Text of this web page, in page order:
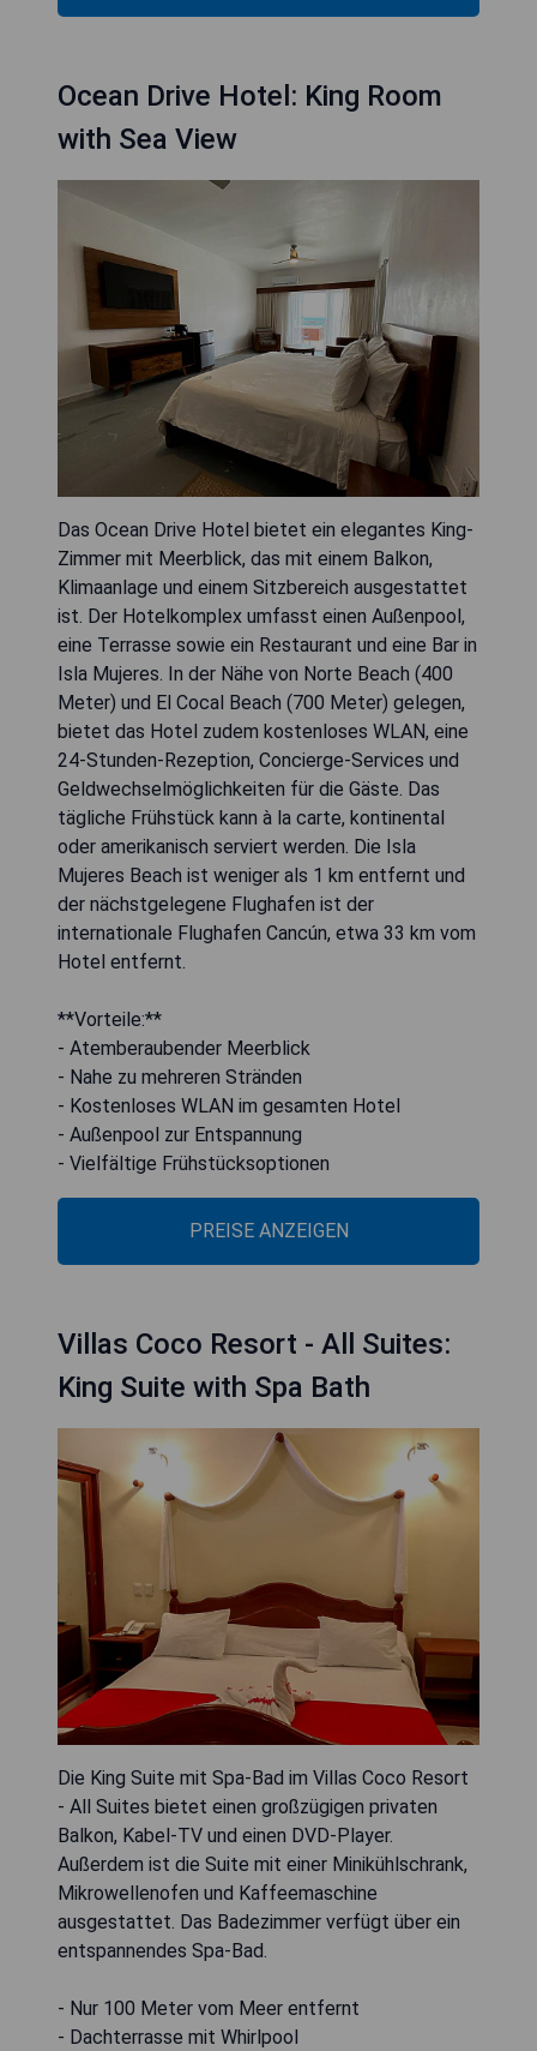
Ocean Drive Hotel: King Room
with Sea View
Das Ocean Drive Hotel bietet ein elegantes King-
Zimmer mit Meerblick, das mit einem Balkon,
Klimaanlage und einem Sitzbereich ausgestattet
ist. Der Hotelkomplex umfasst einen Außenpool,
eine Terrasse sowie ein Restaurant und eine Bar in
Isla Mujeres. In der Nähe von Norte Beach (400
Meter) und El Cocal Beach (700 Meter) gelegen,
bietet das Hotel zudem kostenloses WLAN, eine
24-Stunden-Rezeption, Concierge-Services und
Geldwechselmöglichkeiten für die Gäste. Das
tägliche Frühstück kann à la carte, kontinental
oder amerikanisch serviert werden. Die Isla
Mujeres Beach ist weniger als 1 km entfernt und
der nächstgelegene Flughafen ist der
internationale Flughafen Cancún, etwa 33 km vom
Hotel entfernt.
**Vorteile:**
- Atemberaubender Meerblick
- Nahe zu mehreren Stränden
- Kostenloses WLAN im gesamten Hotel
- Außenpool zur Entspannung
- Vielfältige Frühstücksoptionen
PREISE ANZEIGEN
Villas Coco Resort - All Suites:
King Suite with Spa Bath
Die King Suite mit Spa-Bad im Villas Coco Resort
- All Suites bietet einen großzügigen privaten
Balkon, Kabel-TV und einen DVD-Player.
Außerdem ist die Suite mit einer Minikühlschrank,
Mikrowellenofen und Kaffeemaschine
ausgestattet. Das Badezimmer verfügt über ein
entspannendes Spa-Bad.
- Nur 100 Meter vom Meer entfernt
- Dachterrasse mit Whirlpool